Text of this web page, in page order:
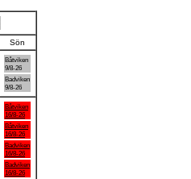
Sön
Båtviken
9/8-26
Badviken
9/8-26
Båtviken
16/8-26
Båtviken
16/8-26
Badviken
16/8-26
Badviken
16/8-26